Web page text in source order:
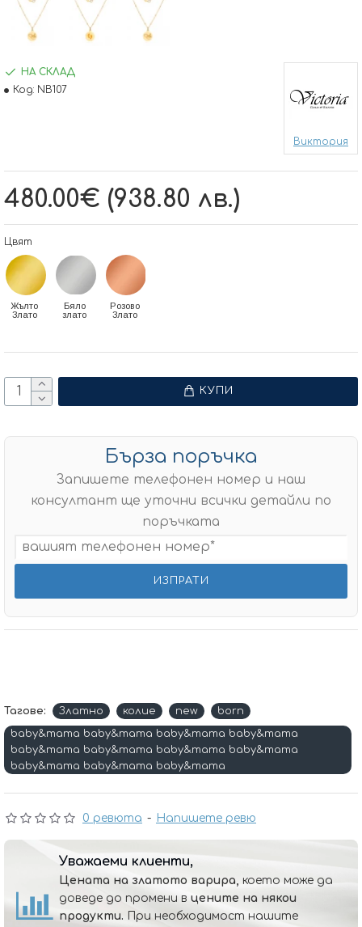
0 ревюта - Напишете ревю
480.00€ (938.80 лв.)
НА СКЛАД
Код: NB107
Виктория
Цвят
Жълто
Злато
Бяло
злато
Розово
Злато
КУПИ
Бърза поръчка
Запишете телефонен номер и наш
консултант ще уточни всички детайли по
поръчката
Тагове: Златно колие new
born
baby&mama baby&mama baby&mama baby&mama
baby&mama baby&mama baby&mama baby&mama
baby&mama baby&mama baby&mama
Уважаеми клиенти,
Цената на златото варира,
което може да
доведе до промени в цените на някои
продукти. При необходимост нашите